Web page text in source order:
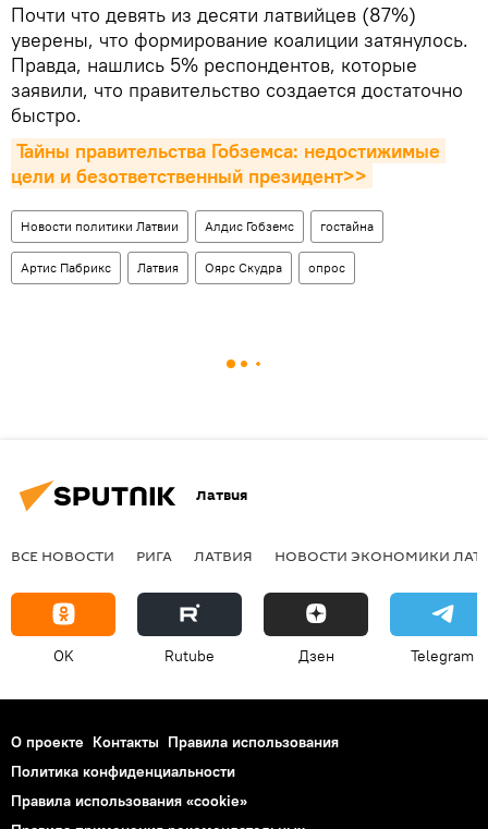
Почти что девять из десяти латвийцев (87%)
уверены, что формирование коалиции затянулось.
Правда, нашлись 5% респондентов, которые
заявили, что правительство создается достаточно
быстро.
Тайны правительства Гобземса: недостижимые
цели и безответственный президент>>
Новости политики Латвии Алдис Гобземс гостайна
Артис Пабрикс Латвия Оярс Скудра опрос
Латвия
ВСЕ НОВОСТИ РИГА ЛАТВИЯ НОВОСТИ ЭКОНОМИКИ
OK Rutube Дзен Telegram
О проекте Контакты Правила использования
Политика конфиденциальности
Правила использования «cookie»